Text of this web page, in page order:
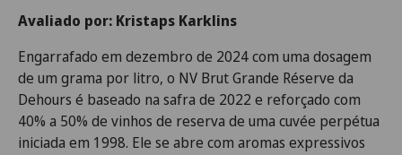
Avaliado por: Kristaps Karklins
Engarrafado em dezembro de 2024 com uma dosagem
de um grama por litro, o NV Brut Grande Réserve da
Dehours é baseado na safra de 2022 e reforçado com
40% a 50% de vinhos de reserva de uma cuvée perpétua
iniciada em 1998. Ele se abre com aromas expressivos